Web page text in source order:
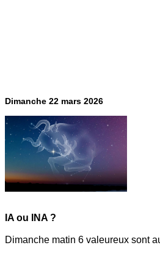
‌Dimanche 22 mars 2026
IA ou INA ?
Dimanche matin 6 valeureux sont